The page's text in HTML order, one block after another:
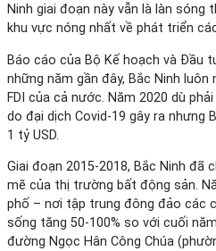
Ninh giai đoạn này vẫn là làn sóng
khu vực nóng nhất về phát triển
Báo cáo của Bộ Kế hoạch và Đầu
những năm gần đây, Bắc Ninh
FDI của cả nước. Năm 2020 dù
do đại dịch Covid-19 gây ra nhưng
1 tỷ USD.
Giai đoạn 2015-2018, Bắc Ninh đã
mẽ của thị trường bất động sản.
phố – nơi tập trung đông đảo các
sống tăng 50-100% so với cuối
đường Ngọc Hân Công Chúa